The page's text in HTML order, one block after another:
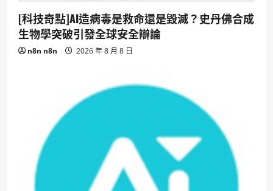
[科技奇點]AI造病毒是救命還是毀滅？史丹佛合成
生物學突破引發全球安全辯論
n8n n8n 2026 年 8 月 8 日